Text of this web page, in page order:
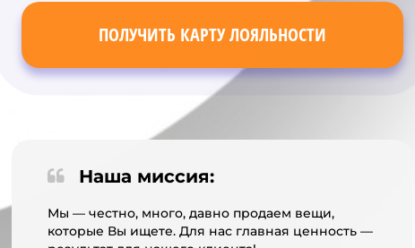
ПОЛУЧИТЬ КАРТУ ЛОЯЛЬНОСТИ
Наша миссия:
Мы — честно, много, давно продаем вещи,
которые Вы ищете. Для нас главная ценность —